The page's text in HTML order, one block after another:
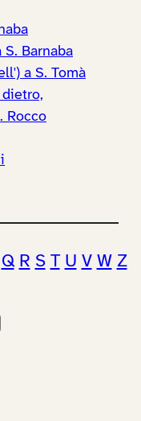
Barnaba
a S. Tomà
dietro,
Rocco
Q R S T U V W Z